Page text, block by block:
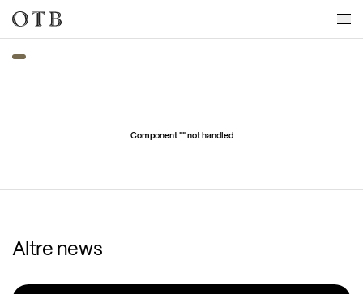
Skip to main content
Component "" not handled
Altre news